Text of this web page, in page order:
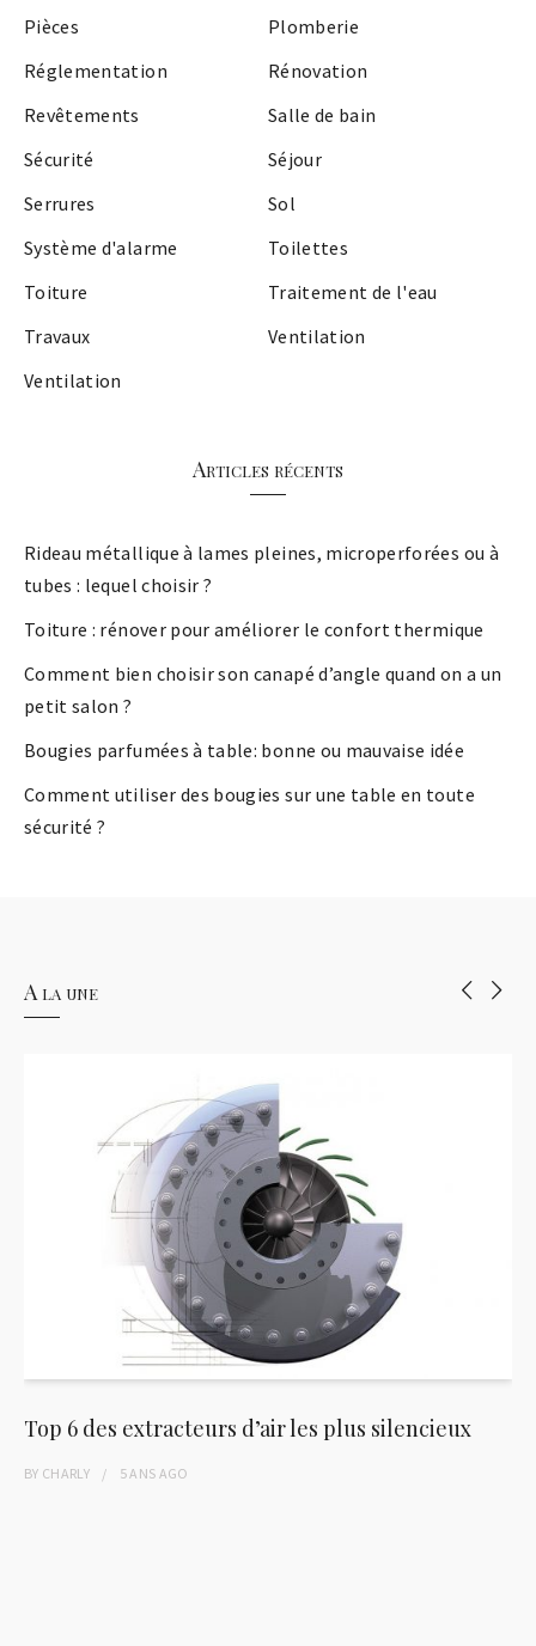
Pièces
Plomberie
Réglementation
Rénovation
Revêtements
Salle de bain
Sécurité
Séjour
Serrures
Sol
Système d'alarme
Toilettes
Toiture
Traitement de l'eau
Travaux
Ventilation
Ventilation
Articles récents
Rideau métallique à lames pleines, microperforées ou à
tubes : lequel choisir ?
Toiture : rénover pour améliorer le confort thermique
Comment bien choisir son canapé d’angle quand on a un
petit salon ?
Bougies parfumées à table: bonne ou mauvaise idée
Comment utiliser des bougies sur une table en toute
sécurité ?
A la une
Top 6 des extracteurs d’air les plus silencieux
BY CHARLY 5 ANS AGO